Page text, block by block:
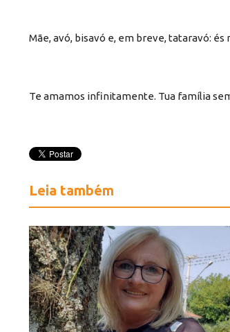
Mãe, avó, bisavó e, em breve, tataravó:
Te amamos infinitamente. Tua família
Leia também